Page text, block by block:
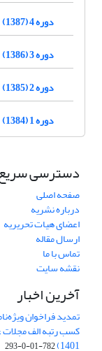
دوره 4 (1387)
دوره 3 (1386)
دوره 2 (1385)
دوره 1 (1384)
دسترسی
صفحه اصلی
درباره نشریه
اعضای هیات تحریریه
ارسال مقاله
تماس با ما
نقشه سایت
آخرین اخبار
تمدید فراخوان
1401)
782-01-0-293